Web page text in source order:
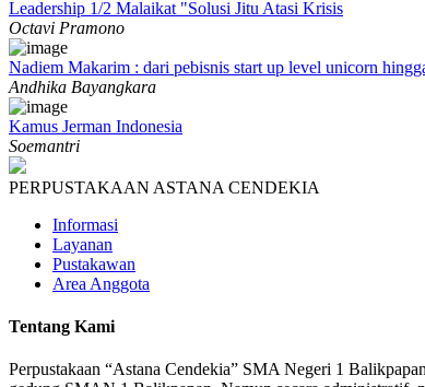
Leadership 1/2 Malaikat "Solusi Jitu Atasi Krisis
Octavi Pramono
Nadiem Makarim : dari pebisnis start up level unicorn
Andhika Bayangkara
Kamus Jerman Indonesia
Soemantri
PERPUSTAKAAN ASTANA CENDEKIA
Informasi
Layanan
Pustakawan
Area Anggota
Tentang Kami
Perpustakaan “Astana Cendekia” SMA Negeri 1